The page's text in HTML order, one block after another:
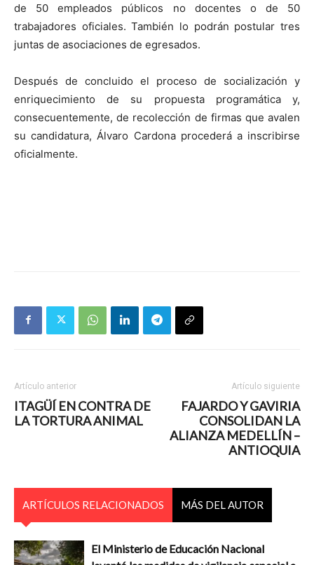
de 50 empleados públicos no docentes o de 50
trabajadores oficiales. También lo podrán postular tres
juntas de asociaciones de egresados.
Después de concluido el proceso de socialización y
enriquecimiento de su propuesta programática y,
consecuentemente, de recolección de firmas que avalen
su candidatura, Álvaro Cardona procederá a inscribirse
oficialmente.
Artículo anterior
ITAGÜÍ EN CONTRA DE
LA TORTURA ANIMAL
Artículo siguiente
FAJARDO Y GAVIRIA
CONSOLIDAN LA
ALIANZA MEDELLÍN –
ANTIOQUIA
ARTÍCULOS RELACIONADOS MÁS DEL AUTOR
El Ministerio de Educación Nacional